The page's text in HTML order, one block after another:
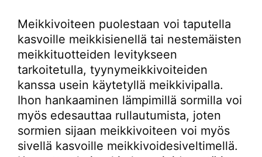
Meikkivoiteen puolestaan voi taputella
kasvoille meikkisienellä tai nestemäisten
meikkituotteiden levitykseen
tarkoitetulla, tyynymeikkivoiteiden
kanssa usein käytetyllä meikkivipalla.
Ihon hankaaminen lämpimillä sormilla voi
myös edesauttaa rullautumista, joten
sormien sijaan meikkivoiteen voi myös
sivellä kasvoille meikkivoidesiveltimellä.